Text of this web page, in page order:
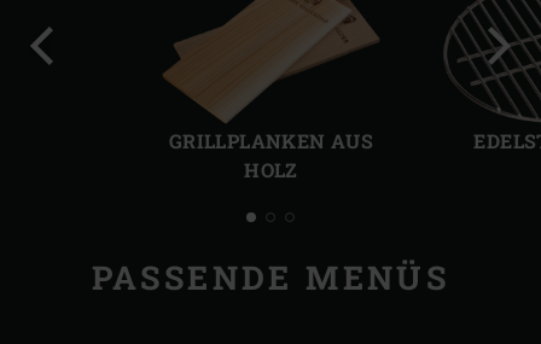
GRILLPLANKEN AUS
HOLZ
Folie
PASSENDE MENÜS